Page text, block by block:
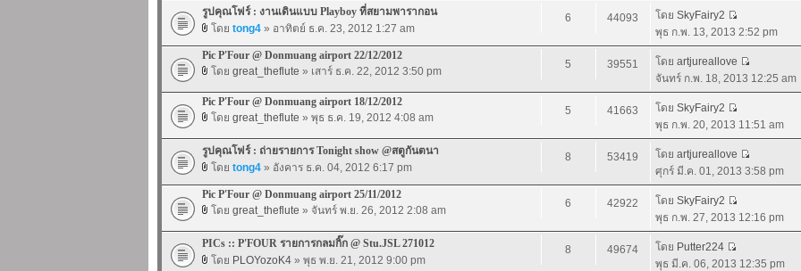
รูปคุณโฟร์ : งานเดินแบบ Playboy ที่สยามพารากอน
โดย tong4 » อาทิตย์ ธ.ค. 23, 2012 1:27 am
6 44093 โดย SkyFairy2
พุธ ก.พ. 13, 2013 2:52 pm
Pic P'Four @ Donmuang airport 22/12/2012
โดย great_theflute » เสาร์ ธ.ค. 22, 2012 3:50 pm
5 39551 โดย artjureallove
จันทร์ ก.พ. 18, 2013 12:25 am
Pic P'Four @ Donmuang airport 18/12/2012
โดย great_theflute » พุธ ธ.ค. 19, 2012 4:08 am
5 41663 โดย SkyFairy2
พุธ ก.พ. 20, 2013 11:51 am
รูปคุณโฟร์ : ถ่ายรายการ Tonight show @สตูกันตนา
โดย tong4 » อังคาร ธ.ค. 04, 2012 6:17 pm
8 53419 โดย artjureallove
ศุกร์ มี.ค. 01, 2013 3:58 pm
Pic P'Four @ Donmuang airport 25/11/2012
โดย great_theflute » จันทร์ พ.ย. 26, 2012 2:08 am
6 42922 โดย SkyFairy2
พุธ ก.พ. 27, 2013 12:16 pm
PICs :: P'FOUR รายการกลมกิ๊ก @ Stu.JSL 271012
โดย PLOYozoK4 » พุธ พ.ย. 21, 2012 9:00 pm
8 49674 โดย Putter224
พุธ มี.ค. 06, 2013 12:35 pm